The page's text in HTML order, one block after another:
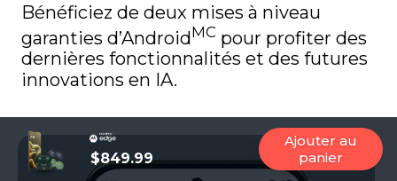
$849.99
Ajouter au
panier
Bénéficiez de deux mises à niveau
garanties d’AndroidMC pour profiter des
dernières fonctionnalités et des futures
innovations en IA.